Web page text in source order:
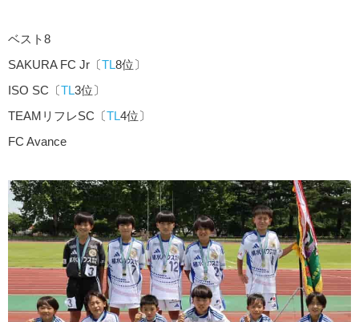
ベスト8
SAKURA FC Jr〔TL8位〕
ISO SC〔TL3位〕
TEAMリフレSC〔TL4位〕
FC Avance